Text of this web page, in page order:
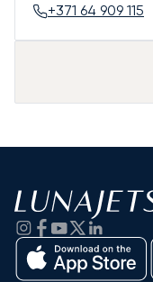
+371 64 909 115